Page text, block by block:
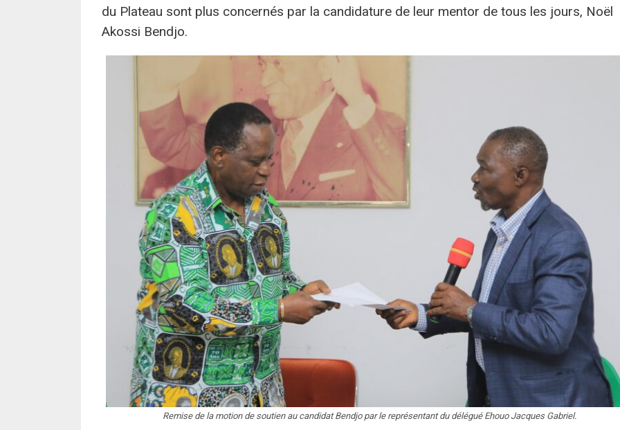
du Plateau sont plus concernés par la candidature de leur mentor de tous les jours, Noël
Akossi Bendjo.
Remise de la motion de soutien au candidat Bendjo par le représentant du délégué Ehouo Jacques Gabriel.